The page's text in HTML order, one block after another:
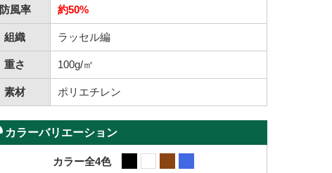
防風率 約50%
組織 ラッセル編
重さ 100g/㎡
素材 ポリエチレン
カラーバリエーション
カラー全4色